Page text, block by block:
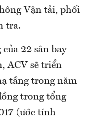
Vận tải, phối
tra.
22 sân bay
ACV sẽ triển
tầng trong năm
trong tổng
(ước tính